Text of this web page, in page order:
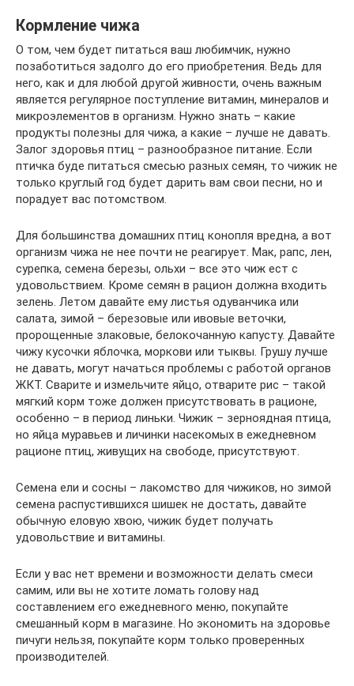
Кормление чижа
О том, чем будет питаться ваш любимчик, нужно
позаботиться задолго до его приобретения. Ведь для
него, как и для любой другой живности, очень важным
является регулярное поступление витамин, минералов и
микроэлементов в организм. Нужно знать – какие
продукты полезны для чижа, а какие – лучше не давать.
Залог здоровья птиц – разнообразное питание. Если
птичка буде питаться смесью разных семян, то чижик не
только круглый год будет дарить вам свои песни, но и
порадует вас потомством.
Для большинства домашних птиц конопля вредна, а вот
организм чижа не нее почти не реагирует. Мак, рапс, лен,
сурепка, семена березы, ольхи – все это чиж ест с
удовольствием. Кроме семян в рацион должна входить
зелень. Летом давайте ему листья одуванчика или
салата, зимой – березовые или ивовые веточки,
пророщенные злаковые, белокочанную капусту. Давайте
чижу кусочки яблочка, моркови или тыквы. Грушу лучше
не давать, могут начаться проблемы с работой органов
ЖКТ. Сварите и измельчите яйцо, отварите рис – такой
мягкий корм тоже должен присутствовать в рационе,
особенно – в период линьки. Чижик – зерноядная птица,
но яйца муравьев и личинки насекомых в ежедневном
рационе птиц, живущих на свободе, присутствуют.
Семена ели и сосны – лакомство для чижиков, но зимой
семена распустившихся шишек не достать, давайте
обычную еловую хвою, чижик будет получать
удовольствие и витамины.
Если у вас нет времени и возможности делать смеси
самим, или вы не хотите ломать голову над
составлением его ежедневного меню, покупайте
смешанный корм в магазине. Но экономить на здоровье
пичуги нельзя, покупайте корм только проверенных
производителей.